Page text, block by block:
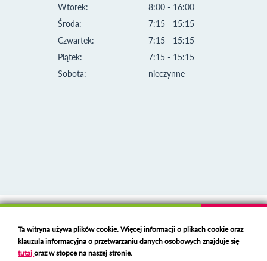
Wtorek:
Środa:
Czwartek:
Piątek:
Sobota:
8:00 - 16:00
7:15 - 15:15
7:15 - 15:15
7:15 - 15:15
nieczynne
Deklaracja dostępności
Polski serwer RBL
https://polspam.pl/
Ta witryna używa plików cookie. Więcej informacji o plikach cookie oraz
klauzula informacyjna o przetwarzaniu danych osobowych znajduje się
tutajoraz w stopce na naszej stronie.